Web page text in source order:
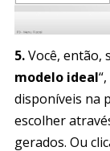
5.Você, então,
modelo ideal
disponíveis na
escolher
gerados. Ou